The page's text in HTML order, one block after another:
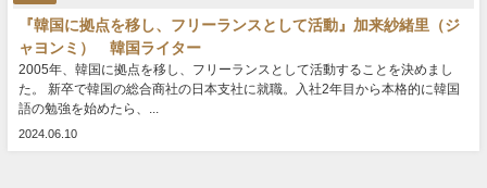
『韓国に拠点を移し、フリーランスとして活動』加来紗緒里（ジ
ャヨンミ） 韓国ライター
2005年、韓国に拠点を移し、フリーランスとして活動することを決めまし
た。 新卒で韓国の総合商社の日本支社に就職。入社2年目から本格的に韓国
語の勉強を始めたら、...
2024.06.10